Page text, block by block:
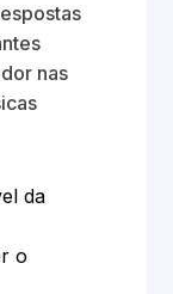
nas
da
o